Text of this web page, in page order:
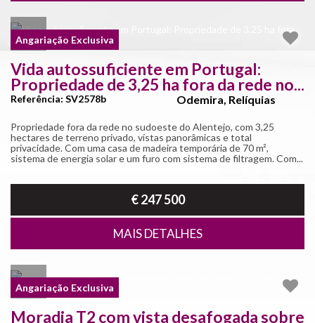
Angariação Exclusiva
Vida autossuficiente em Portugal:
Propriedade de 3,25 ha fora da rede no...
Odemira, Relíquias
Referência: SV2578b
Propriedade fora da rede no sudoeste do Alentejo, com 3,25
hectares de terreno privado, vistas panorâmicas e total
privacidade. Com uma casa de madeira temporária de 70 m²,
sistema de energia solar e um furo com sistema de filtragem. Com...
€ 247 500
MAIS DETALHES
Angariação Exclusiva
Moradia T2 com vista desafogada sobre